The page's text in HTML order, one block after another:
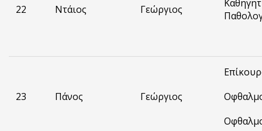
22 Ντάιος Γεώργιος
23 Πάνος Γεώργιος